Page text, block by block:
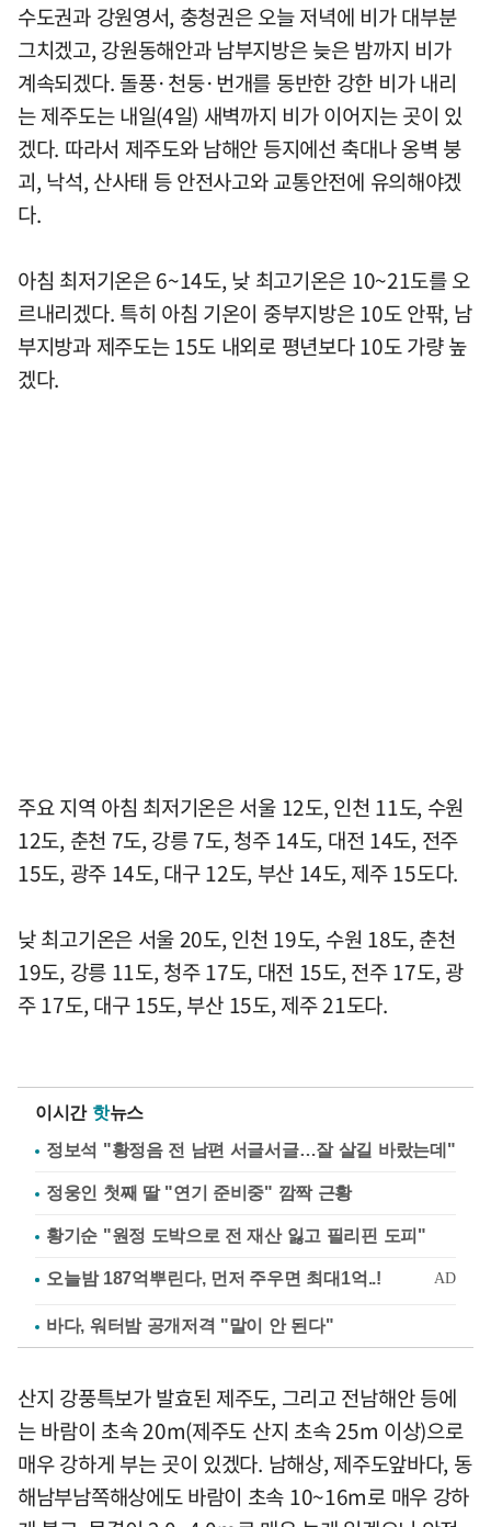
수도권과 강원영서, 충청권은 오늘 저녁에 비가 대부분
그치겠고, 강원동해안과 남부지방은 늦은 밤까지 비가
계속되겠다. 돌풍·천둥·번개를 동반한 강한 비가 내리
는 제주도는 내일(4일) 새벽까지 비가 이어지는 곳이 있
겠다. 따라서 제주도와 남해안 등지에선 축대나 옹벽 붕
괴, 낙석, 산사태 등 안전사고와 교통안전에 유의해야겠
다.
아침 최저기온은 6~14도, 낮 최고기온은 10~21도를 오
르내리겠다. 특히 아침 기온이 중부지방은 10도 안팎, 남
부지방과 제주도는 15도 내외로 평년보다 10도 가량 높
겠다.
주요 지역 아침 최저기온은 서울 12도, 인천 11도, 수원
12도, 춘천 7도, 강릉 7도, 청주 14도, 대전 14도, 전주
15도, 광주 14도, 대구 12도, 부산 14도, 제주 15도다.
낮 최고기온은 서울 20도, 인천 19도, 수원 18도, 춘천
19도, 강릉 11도, 청주 17도, 대전 15도, 전주 17도, 광
주 17도, 대구 15도, 부산 15도, 제주 21도다.
이시간 핫뉴스
정보석 "황정음 전 남편 서글서글…잘 살길 바랐는데"
정웅인 첫째 딸 "연기 준비중" 깜짝 근황
황기순 "원정 도박으로 전 재산 잃고 필리핀 도피"
바다, 워터밤 공개저격 "말이 안 된다"
산지 강풍특보가 발효된 제주도, 그리고 전남해안 등에
는 바람이 초속 20m(제주도 산지 초속 25m 이상)으로
매우 강하게 부는 곳이 있겠다. 남해상, 제주도앞바다, 동
해남부남쪽해상에도 바람이 초속 10~16m로 매우 강하